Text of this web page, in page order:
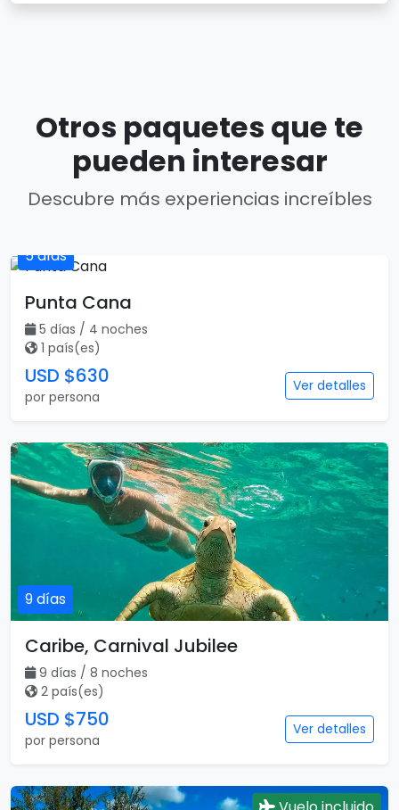
Otros paquetes que te
pueden interesar
Descubre más experiencias increíbles
5 días
Punta Cana
5 días / 4 noches
1 país(es)
USD $630 Ver detalles
9 días
Caribe, Carnival Jubilee